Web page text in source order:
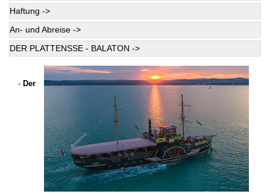
Haftung ->
An- und Abreise ->
DER PLATTENSSE - BALATON ->
- Der